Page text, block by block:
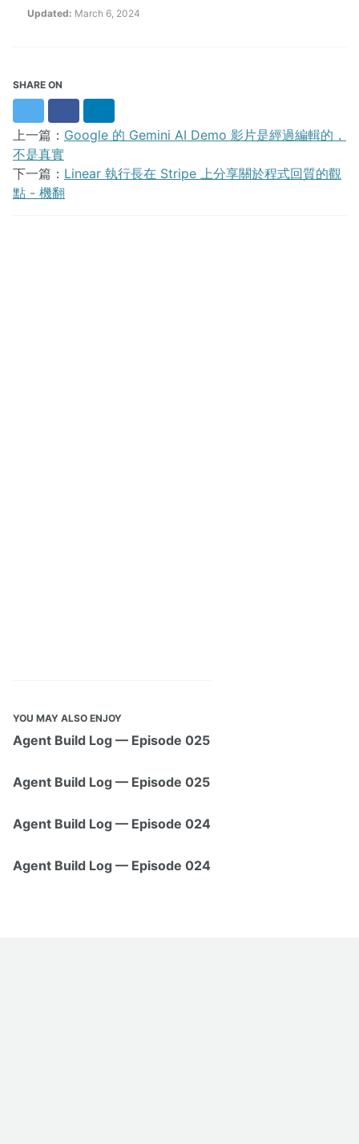
Updated: March 6, 2024
SHARE ON
上一篇： Google 的 Gemini AI Demo 影片是經過編輯的，
不是真實
下一篇： Linear 執行長在 Stripe 上分享關於程式回質的觀
點 - 機翻
YOU MAY ALSO ENJOY
Agent Build Log — Episode 025
Agent Build Log — Episode 025
Agent Build Log — Episode 024
Agent Build Log — Episode 024